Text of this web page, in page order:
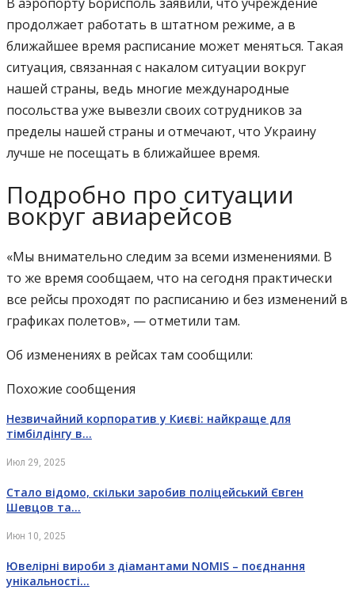
В аэропорту Борисполь заявили, что учреждение
продолжает работать в штатном режиме, а в
ближайшее время расписание может меняться. Такая
ситуация, связанная с накалом ситуации вокруг
нашей страны, ведь многие международные
посольства уже вывезли своих сотрудников за
пределы нашей страны и отмечают, что Украину
лучше не посещать в ближайшее время.
Подробно про ситуации
вокруг авиарейсов
«Мы внимательно следим за всеми изменениями. В
то же время сообщаем, что на сегодня практически
все рейсы проходят по расписанию и без изменений в
графиках полетов», — отметили там.
Об изменениях в рейсах там сообщили:
Похожие сообщения
Незвичайний корпоратив у Києві: найкраще для
тімбілдінгу в…
Июл 29, 2025
Стало відомо, скільки заробив поліцейський Євген
Шевцов та…
Июн 10, 2025
Ювелірні вироби з діамантами NOMIS – поєднання
унікальності…